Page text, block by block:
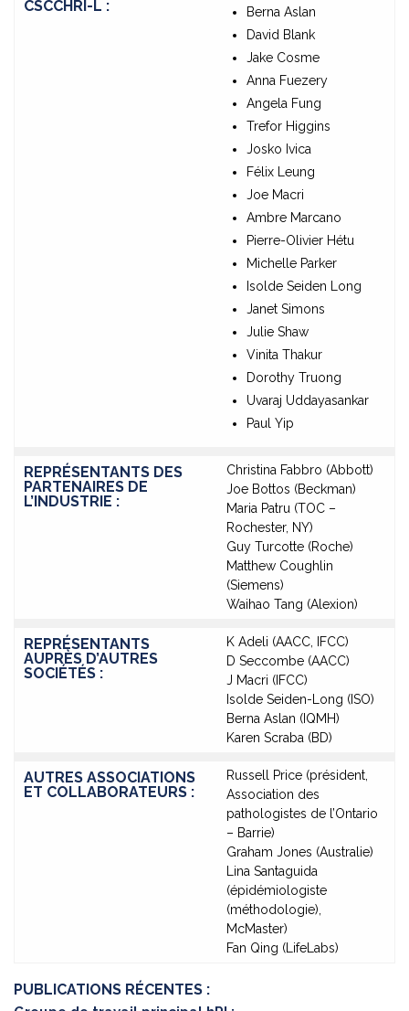
CSCCHRI-L :
Berna Aslan
David Blank
Jake Cosme
Anna Fuezery
Angela Fung
Trefor Higgins
Josko Ivica
Félix Leung
Joe Macri
Ambre Marcano
Pierre-Olivier Hétu
Michelle Parker
Isolde Seiden Long
Janet Simons
Julie Shaw
Vinita Thakur
Dorothy Truong
Uvaraj Uddayasankar
Paul Yip
REPRÉSENTANTS DES
PARTENAIRES DE
L’INDUSTRIE :
Christina Fabbro (Abbott)
Joe Bottos (Beckman)
Maria Patru (TOC –
Rochester, NY)
Guy Turcotte (Roche)
Matthew Coughlin
(Siemens)
Waihao Tang (Alexion)
REPRÉSENTANTS
AUPRÈS D’AUTRES
SOCIÉTÉS :
K Adeli (AACC, IFCC)
D Seccombe (AACC)
J Macri (IFCC)
Isolde Seiden-Long (ISO)
Berna Aslan (IQMH)
Karen Scraba (BD)
AUTRES ASSOCIATIONS
ET COLLABORATEURS :
Russell Price (président,
Association des
pathologistes de l’Ontario
– Barrie)
Graham Jones (Australie)
Lina Santaguida
(épidémiologiste
(méthodologie),
McMaster)
Fan Qing (LifeLabs)
PUBLICATIONS RÉCENTES :